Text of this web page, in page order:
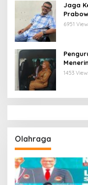
Jaga
6951
Bandar
1453
Olahraga